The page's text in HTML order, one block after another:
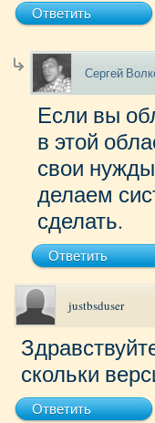
Ответить
Сергей
Если вы
в этой
свои
делаем
сделать.
Ответить
justbsduser
скольки
Ответить